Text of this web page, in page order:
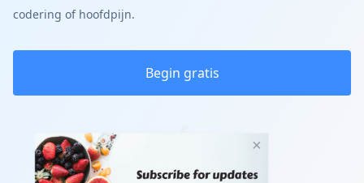
codering of hoofdpijn.
Begin gratis